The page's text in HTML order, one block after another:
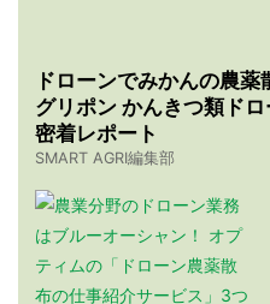
ドローンでみかんの農
グリポン かんきつ類ド
密着レポート
SMART AGRI編集部